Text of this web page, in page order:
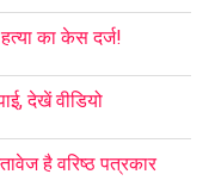
का केस दर्ज!
देखें वीडियो
है वरिष्ठ पत्रकार